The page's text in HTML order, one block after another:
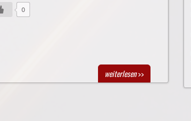
0
weiterlesen>>